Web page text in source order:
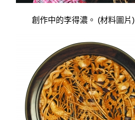
創作中的李得濃。 (材料圖片)